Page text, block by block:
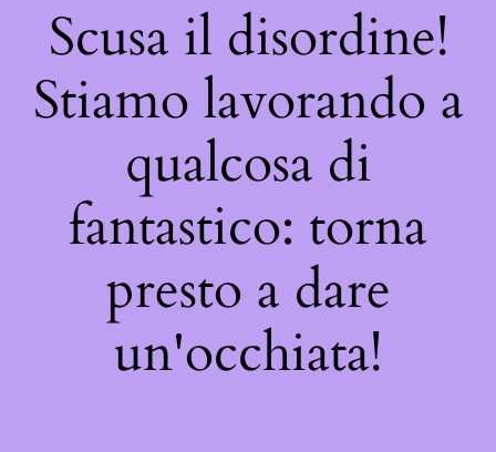
Scusa il disordine!
Stiamo lavorando a
qualcosa di
fantastico: torna
presto a dare
un'occhiata!